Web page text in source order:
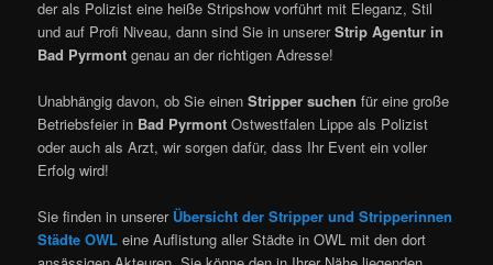
der als Polizist eine heiße Stripshow vorführt mit Eleganz, Stil
und auf Profi Niveau, dann sind Sie in unsererStrip Agentur in
Bad Pyrmont genau an der richtigen Adresse!
Unabhängig davon, ob Sie einenStripper suchen für eine große
Betriebsfeier in Bad Pyrmont Ostwestfalen Lippe als Polizist
oder auch als Arzt, wir sorgen dafür, dass Ihr Event ein voller
Erfolg wird!
Sie finden in unserer Übersicht der Stripper und Stripperinnen
Städte OWL eine Auflistung aller Städte in OWL mit den dort